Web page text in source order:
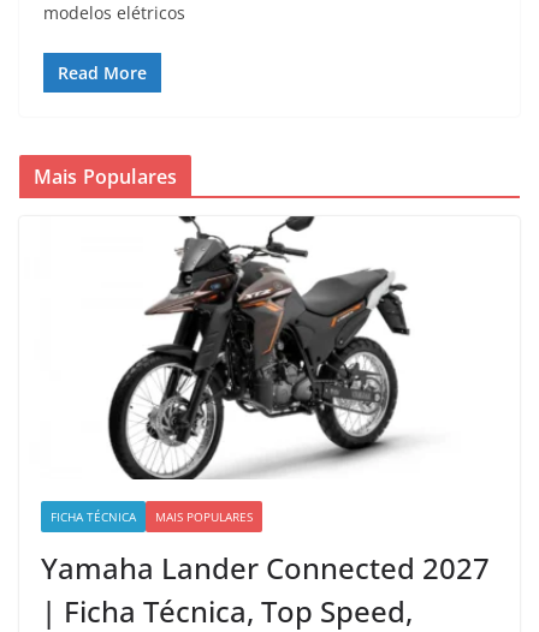
modelos elétricos
Read More
Mais Populares
FICHA TÉCNICA MAIS POPULARES
Yamaha Lander Connected 2027
| Ficha Técnica, Top Speed,